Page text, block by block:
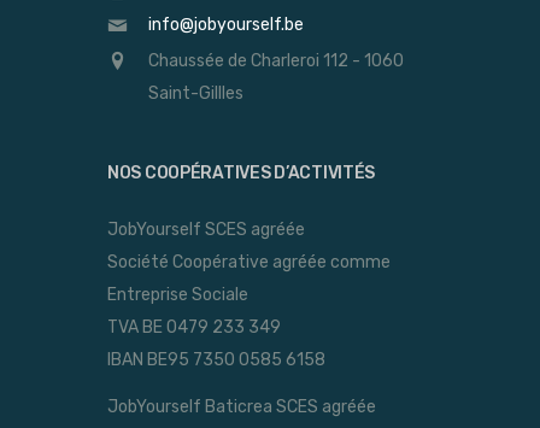
info@jobyourself.be
Chaussée de Charleroi 112 - 1060
Saint-Gillles
NOS COOPÉRATIVES D’ACTIVITÉS
JobYourself SCES agréée
Société Coopérative agréée comme
Entreprise Sociale
TVA BE 0479 233 349
IBAN BE95 7350 0585 6158
JobYourself Baticrea SCES agréée